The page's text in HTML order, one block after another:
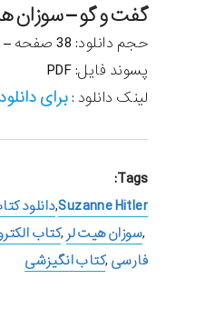
گفت و گو – سوزان
حجم دانلود: 38 صفحه – 1Mb
پسوند فایل: PDF
لینک دانلود :برای
Tags:
Suzanne Hitler
,دانلود
,سوزان هیت لر ,کتاب
فارسی ,کتاب انگیزشی